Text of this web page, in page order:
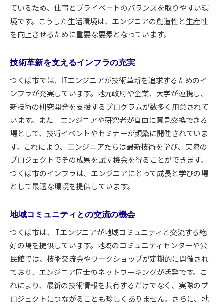
研修を支える最新設備と施設
グローバル人材育成を目指す教育方針
研修後のキャリアサポート体制
エンジニアがつくば市で学べる最新技術の魅力
AIとデータサイエンスの最先端
ロボティクス研究の拠点
未来を見据えたIoT技術の導入
エネルギー効率化のためのスマート技術
バイオテクノロジーの革新
クラウドコンピューティングの活用
キャリアアップを目指すエンジニアに最適なつくば
市
先端技術を学べる機会
メンター制度での個別指導
業界トップクラスのネットワーク形成
キャリアチェンジを支えるプログラム
つくば市での成功事例紹介
プロジェクト参加でスキルを磨くつくば市の魅力
ているため、仕事とプライベートのバランスを取りやすい環
境です。こうした生活環境は、エンジニアの創造性と生産性
を向上させるために重要な要素となっています。
技術革新を支えるインフラの充実
つくば市では、ITエンジニアが技術革新を追求するためのイ
ンフラが充実しています。地元政府や企業、大学が連携し、
新技術の研究開発を支援するプログラムが数多く用意されて
います。また、エンジニアや研究者が自由に意見交換できる
場として、技術イベントやセミナーが頻繁に開催されていま
す。これにより、エンジニアたちは最新技術を学び、実際の
プロジェクトでその成果を試す機会を得ることができます。
つくば市のインフラは、エンジニアにとって成長と学びの場
として最適な環境を提供しています。
地域コミュニティとの交流の機会
つくば市は、ITエンジニアが地域コミュニティと交流する絶
好の場を提供しています。地域のコミュニティセンターや公
民館では、技術交流会やワークショップが定期的に開催され
ており、エンジニア同士のネットワーキングが活発です。こ
れにより、最新の技術情報を共有するだけでなく、実際のプ
ロジェクトにつながることも珍しくありません。さらに、地